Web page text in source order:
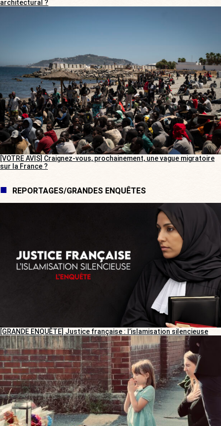
architectural ?
[VOTRE AVIS] Craignez-vous, prochainement, une vague migratoire
sur la France ?
REPORTAGES/GRANDES ENQUÊTES
[GRANDE ENQUÊTE] Justice française : l’islamisation silencieuse